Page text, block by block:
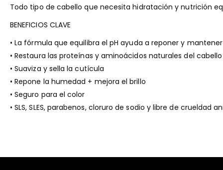
Todo tipo de cabello que necesita hidratación y nutrición
BENEFICIOS CLAVE
• La fórmula que equilibra el pH ayuda a reponer y
• Restaura las proteínas y aminoácidos naturales del
• Suaviza y sella la cutícula
• Repone la humedad + mejora el brillo
• Seguro para el color
• SLS, SLES, parabenos, cloruro de sodio y libre de crueldad